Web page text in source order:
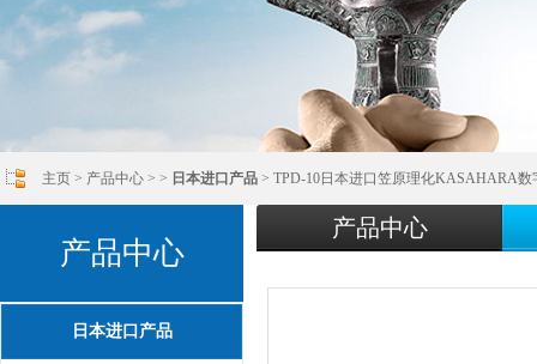
主页 > 产品中心 > > 日本进口产品 > TPD-10日本进口笠原理化KASAHARA数
产品中心
日本进口产品
产品中心